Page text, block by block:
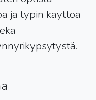
ja typin käyttöä